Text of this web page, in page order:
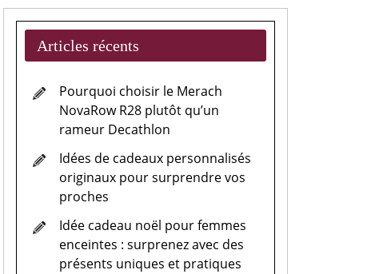
Articles récents
Pourquoi choisir le Merach
NovaRow R28 plutôt qu’un
rameur Decathlon
Idées de cadeaux personnalisés
originaux pour surprendre vos
proches
Idée cadeau noël pour femmes
enceintes : surprenez avec des
présents uniques et pratiques